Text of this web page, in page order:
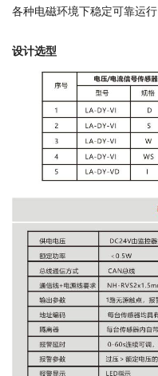
各种电磁环境下稳定可靠运行
设计选型